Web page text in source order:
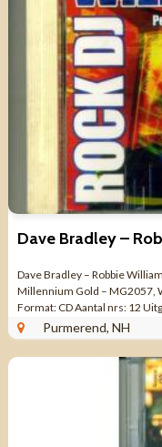
Dave Bradley – Robbie
Millennium Gold – MG2057,
Format: CD Aantal nrs: 12
ROCK Kwaliteit ...
Purmerend, NH